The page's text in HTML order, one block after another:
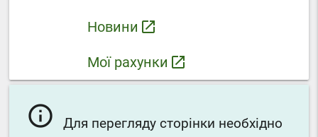
Новини launch
Мої рахунки launch
info_outline
Для перегляду сторінки необхідно